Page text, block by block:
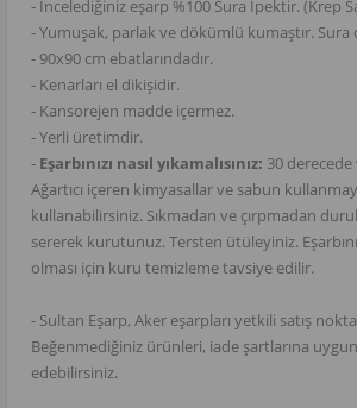
- İncelediğiniz eşarp %100 Sura İpektir. (Krep
- Yumuşak, parlak ve dökümlü kumaştır. Sura
- 90x90 cm ebatlarındadır.
- Kenarları el dikişidir.
- Kansorejen madde içermez.
- Yerli üretimdir.
- Eşarbınızı nasıl yıkamalısınız: 30 derecede
Ağartıcı içeren kimyasallar ve sabun
kullanabilirsiniz. Sıkmadan ve çırpmadan
sererek kurutunuz. Tersten ütüleyiniz.
olması için kuru temizleme tavsiye edilir.
- Sultan Eşarp, Aker eşarpları yetkili satış
Beğenmediğiniz ürünleri, iade şartlarına
edebilirsiniz.